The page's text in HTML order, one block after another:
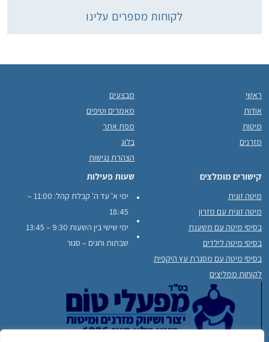
לקוחות מספרים עלינו
ראשי
אודות
מיטות
מזרנים
מבצעים
מאמרים וטיפים
מפת אתר
בלוג
הצהרת נגישות
קישורים מומלצים
מיטה זוגית
מיטה זוגית עם מזרון
בסיסי מיטה עם משענת
בסיסי מיטה לילדים
בסיסי מיטה עם מסגרת עץ היקפית
לקוחות ממליצים
שעות פעילות
ימי א' עד ה' קבלת קהל: 11:00 –
18:45
ימי שישי בין השעות 9:30 – 13:45
שבתות וחגים – סגור